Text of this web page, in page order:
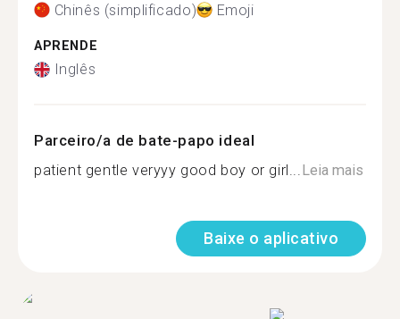
Chinês (simplificado) Emoji
APRENDE
Inglês
Parceiro/a de bate-papo ideal
patient gentle veryyy good boy or girl...Leia mais
Baixe o aplicativo